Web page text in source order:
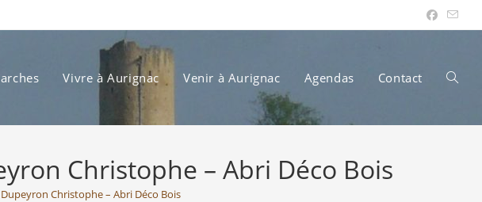
Vivre à Aurignac Venir à Aurignac Agendas Contact Toggle
Christophe – Abri Déco Bois
Christophe – Abri Déco Bois